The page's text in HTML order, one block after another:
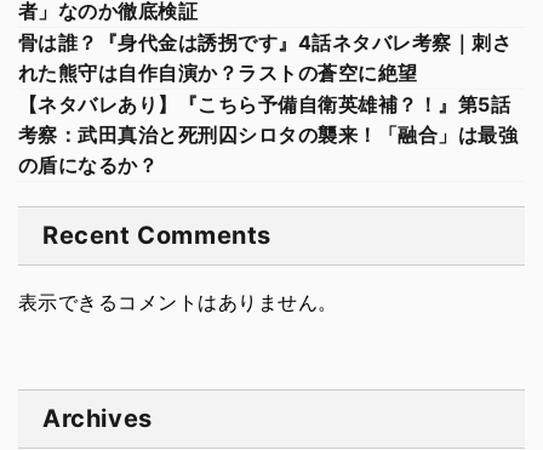
者」なのか徹底検証
骨は誰？『身代金は誘拐です』4話ネタバレ考察｜刺さ
れた熊守は自作自演か？ラストの蒼空に絶望
【ネタバレあり】『こちら予備自衛英雄補？！』第5話
考察：武田真治と死刑囚シロタの襲来！「融合」は最強
の盾になるか？
Recent Comments
表示できるコメントはありません。
Archives